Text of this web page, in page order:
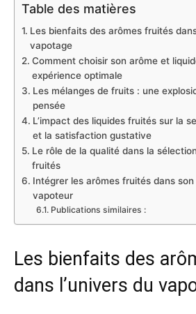
Table des matières
Les bienfaits des arômes fruités
vapotage
Comment choisir son arôme et
expérience optimale
Les mélanges de fruits : une
pensée
L’impact des liquides fruités sur la
et la satisfaction gustative
Le rôle de la qualité dans la
fruités
Intégrer les arômes fruités dans
vapoteur
Publications similaires :
Les bienfaits des
dans l’univers du